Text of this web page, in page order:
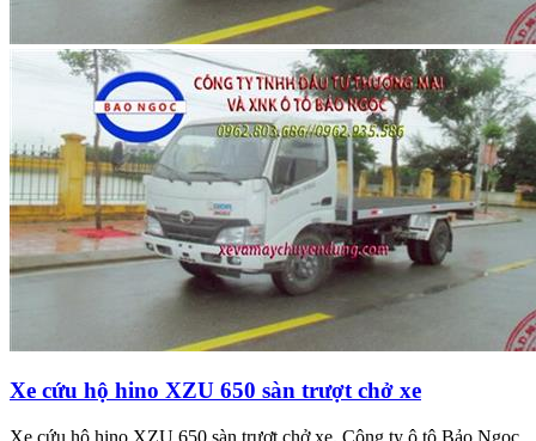
Xe cứu hộ hino XZU 650 sàn trượt chở xe
Xe cứu hộ hino XZU 650 sàn trượt chở xe. Công ty ô tô Bảo Ngọc